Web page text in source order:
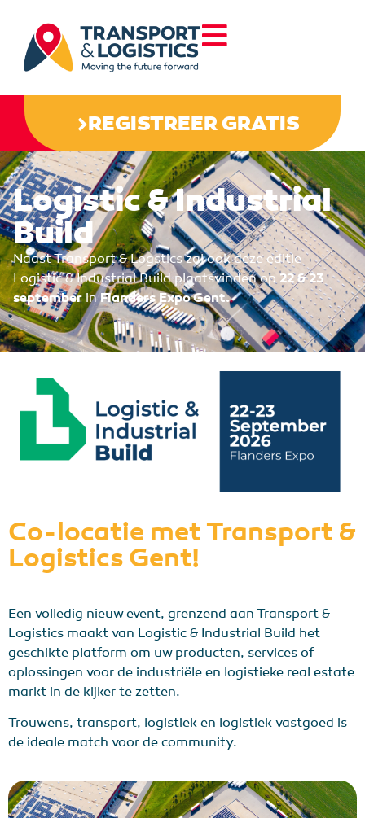
REGISTREER GRATIS
Logistic & Industrial
Build
Naast Transport & Logstics zal ook deze editie
Logistic & Industrial Build plaatsvinden op 22 & 23
septemberinFlanders Expo Gent.
Co-locatie met Transport &
Logistics Gent!
Een volledig nieuw event, grenzend aan Transport &
Logistics maakt van Logistic & Industrial Build het
geschikte platform om uw producten, services of
oplossingen voor de industriële en logistieke real estate
markt in de kijker te zetten.
Trouwens, transport, logistiek en logistiek vastgoed is
de ideale match voor de community.